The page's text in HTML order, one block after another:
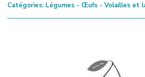
Catégories: Légumes - Œufs - Volailles et